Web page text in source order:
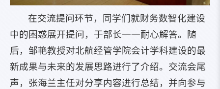
在交流提问环节，同学们就财务数智化建设
中的困惑展开提问，于部长一一耐心解答。随
后，邹艳教授对北航经管学院会计学科建设的最
新成果与未来的发展思路进行了介绍。交流会尾
声，张海兰主任对分享内容进行总结，并向参与